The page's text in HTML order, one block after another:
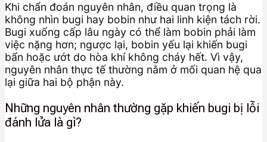
Khi chẩn đoán nguyên nhân, điều quan trọng là
không nhìn bugi hay bobin như hai linh kiện tách rời.
Bugi xuống cấp lâu ngày có thể làm bobin phải làm
việc nặng hơn; ngược lại, bobin yếu lại khiến bugi
bẩn hoặc ướt do hòa khí không cháy hết. Vì vậy,
nguyên nhân thực tế thường nằm ở mối quan hệ qua
lại giữa hai bộ phận này.
Những nguyên nhân thường gặp khiến bugi bị lỗi
đánh lửa là gì?